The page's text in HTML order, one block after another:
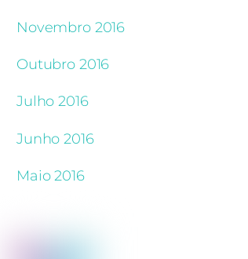
Novembro 2016
Outubro 2016
Julho 2016
Junho 2016
Maio 2016